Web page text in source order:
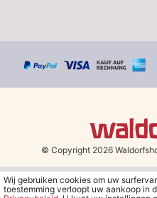
© Copyright 2026
*Gratis verzending in
kiezen van de
Wij gebruiken cookies om uw
toestemming verloopt uw aankoop in